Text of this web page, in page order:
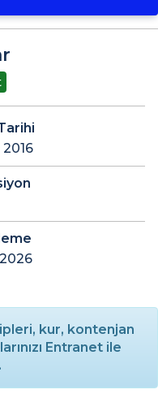
kur, kontenjan
Entranet ile